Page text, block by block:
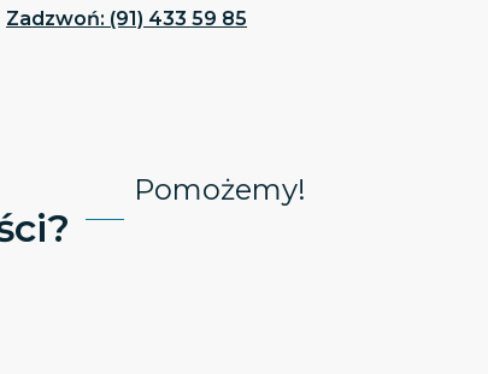
Zadzwoń: (91) 433 59 85
Pomożemy!